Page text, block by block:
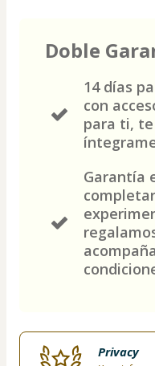
Doble
14 días
con
para ti,
Garantía
Privacy